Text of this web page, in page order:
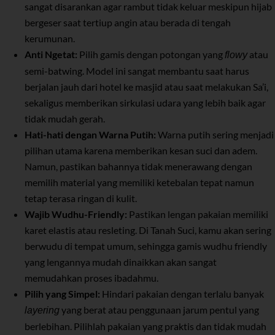
sangat disarankan agar rambut tidak keluar meskipun hijab
bergeser saat tertiup angin atau berada di tengah
kerumunan.
Anti Ngetat: Pilih gamis dengan potongan yang flowyatau
semi-batwing. Model ini sangat membantu saat harus
berjalan jauh dari hotel ke masjid atau saat melakukan Sa’i,
sekaligus memberikan sirkulasi udara yang lebih baik agar
tidak mudah gerah.
Hati-hati dengan Warna Putih: Warna putih sering menjadi
pilihan utama karena memberikan kesan suci dan adem.
Namun, pastikan bahannya tidak menerawang dengan
memilih material yang memiliki ketebalan tepat namun
tetap terasa ringan di kulit.
Wajib Wudhu-Friendly: Pastikan lengan pakaian memiliki
karet elastis atau resleting. Di Tanah Suci, kamu akan sering
berwudu di tempat umum, sehingga gamis wudhu friendly
yang lengannya mudah dinaikkan akan sangat
memudahkan proses ibadahmu.
Pilih yang Simpel: Hindari pakaian dengan terlalu banyak
layeringyang berat atau penggunaan jarum pentul yang
berlebihan. Pilihlah pakaian yang praktis dan tidak mudah